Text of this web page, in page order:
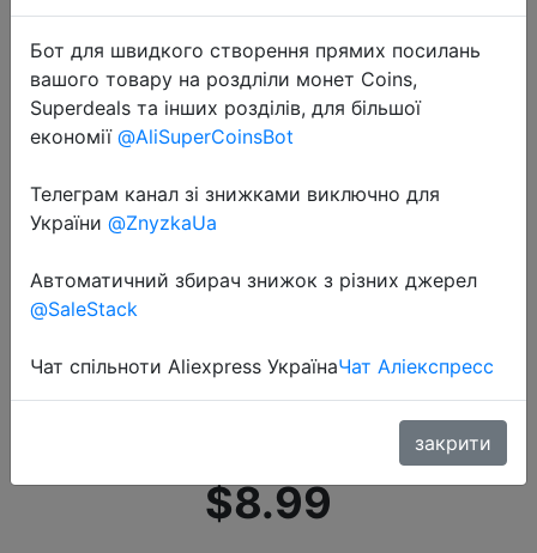
2020-07-02
Электрическая зубная щетка
MIJIA MES603 с зарядкой от usb,
перезаряжаемая
ультразвуковая зубная щетка
T100, 2 скорости, уход �…
$8.99
Бот для швидкого створення прямих посилань
вашого товару на роздліли монет Coins,
Superdeals та інших розділів, для більшої
економії @AliSuperCoinsBot
Телеграм канал зі знижками виключно для
України @ZnyzkaUa
Автоматичний збирач знижок з різних джерел
@SaleStack
Чат спільноти Aliexpress УкраїнаЧат Аліекспресс
закрити